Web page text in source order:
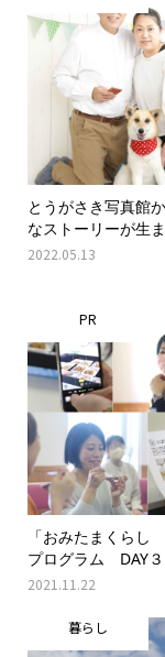
とうがさき写真館
なストーリーが生
2022.05.13
PR
「おみたまくら
プログラム DAY３
2021.11.22
暮らし